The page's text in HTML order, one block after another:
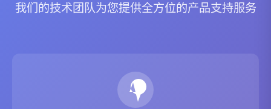
我们的技术团队为您提供全方位的产品支持服务